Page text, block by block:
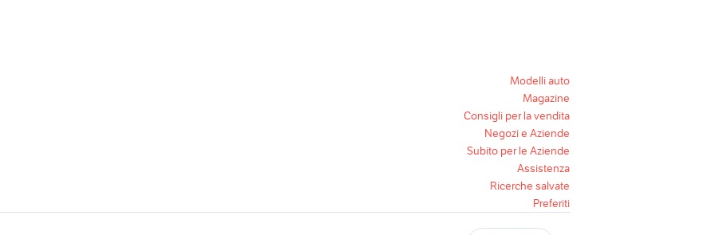
Modelli auto
Magazine
Consigli per la vendita
Negozi e Aziende
Subito per le Aziende
Assistenza
Ricerche salvate
Preferiti